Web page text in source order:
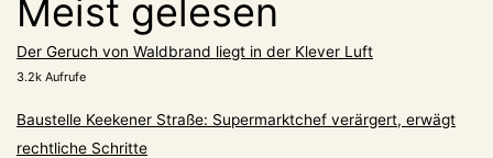
Meist gelesen
Der Geruch von Waldbrand liegt in der Klever Luft
3.2k Aufrufe
Baustelle Keekener Straße: Supermarktchef verärgert, erwägt
rechtliche Schritte